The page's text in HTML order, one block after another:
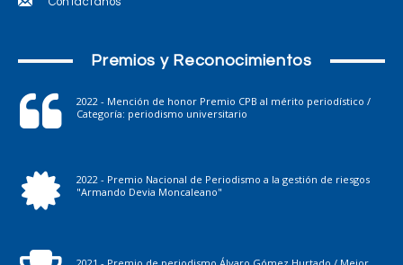
Premios y Reconocimientos
2022 - Mención de honor Premio CPB al mérito periodístico /
Categoría: periodismo universitario
2022 - Premio Nacional de Periodismo a la gestión de riesgos
"Armando Devia Moncaleano"